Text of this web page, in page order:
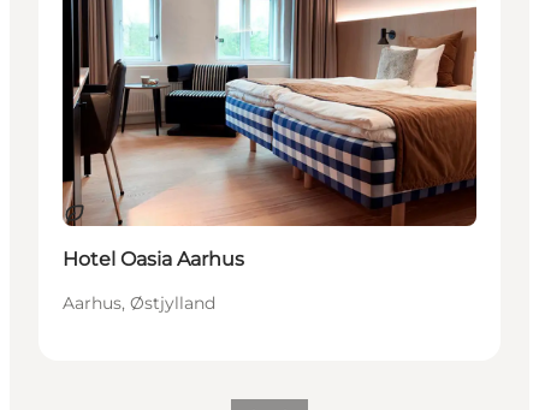
Bæredygtige oplevelser
Hotel Oasia Aarhus
Aarhus, Østjylland